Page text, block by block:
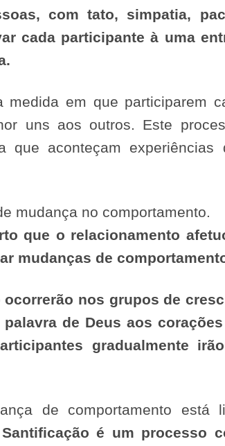
com tato, simpatia,
cada participante à uma
em que participarem
uns aos outros. Este
que aconteçam experiências
mudança no comportamento.
que o relacionamento
mudanças de
nos grupos de
de Deus aos
gradualmente
de comportamento está
é um processo